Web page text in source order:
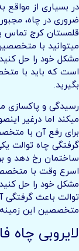
در بسیاری از مواقع
ضروری در چاه،
قلمستان کرج تماس
میتوانید با
مشکل خود را حل
است که باید با
بگیرید.
رسیدگی و پاکسازی
میکند اما درغیر
برای رفع آن با
گرفتگی چاه توالت
ساختمان رخ دهد و
اسرع وقت با
مشکل خود را حل
توالت باعث گرفتگی
متخصصین این
لایروبی چاه